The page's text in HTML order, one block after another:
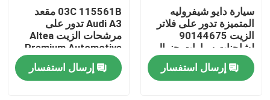
جولة في المعمل
مراقبة الجودة
اتصل بنا
سيارة دايو شيفروليه
المتميزة تدور على فلاتر
الزيت 90144675
لشاحنات سيارات جنرال
موتورز صعب
إرسال استفسار
03C 115561B مقعد
Audi A3 تدور على
مرشحات الزيت Altea
Premium Automotive
للمعدن المكسور
إرسال استفسار